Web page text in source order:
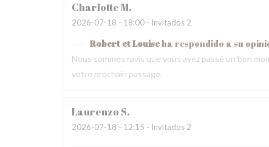
CharlotteM
2026-07-18 - 18:00 - Invitados 2
Robert et Louiseha respondido a su
Nous sommes ravis que vous ayez passé un bon
votre prochain passage.
Laurenzo S
2026-07-18 - 12:15 - Invitados 2